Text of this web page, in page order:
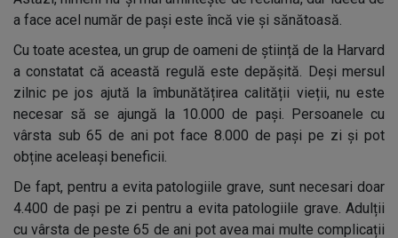
a face acel număr de pași este încă vie și sănătoasă.
Cu toate acestea, un grup de oameni de știință de la Harvard
a constatat că această regulă este depășită. Deși mersul
zilnic pe jos ajută la îmbunătățirea calității vieții, nu este
necesar să se ajungă la 10.000 de pași. Persoanele cu
vârsta sub 65 de ani pot face 8.000 de pași pe zi și pot
obține aceleași beneficii.
De fapt, pentru a evita patologiile grave, sunt necesari doar
4.400 de pași pe zi pentru a evita patologiile grave. Adulții
cu vârsta de peste 65 de ani pot avea mai multe complicații